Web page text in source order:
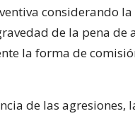
considerando
de la pena de
la forma de
de las agresiones,